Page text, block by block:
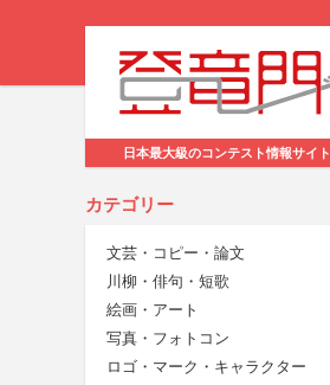
日本最大級のコンテスト情報サイト
カテゴリー
文芸・コピー・論文
川柳・俳句・短歌
絵画・アート
写真・フォトコン
ロゴ・マーク・キャラクター